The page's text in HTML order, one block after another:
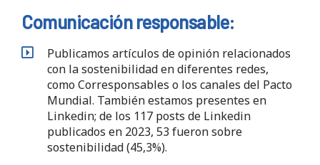
Comunicación responsable:
Publicamos artículos de opinión relacionados
con la sostenibilidad en diferentes redes,
como Corresponsables o los canales del Pacto
Mundial. También estamos presentes en
Linkedin; de los 117 posts de Linkedin
publicados en 2023, 53 fueron sobre
sostenibilidad (45,3%).